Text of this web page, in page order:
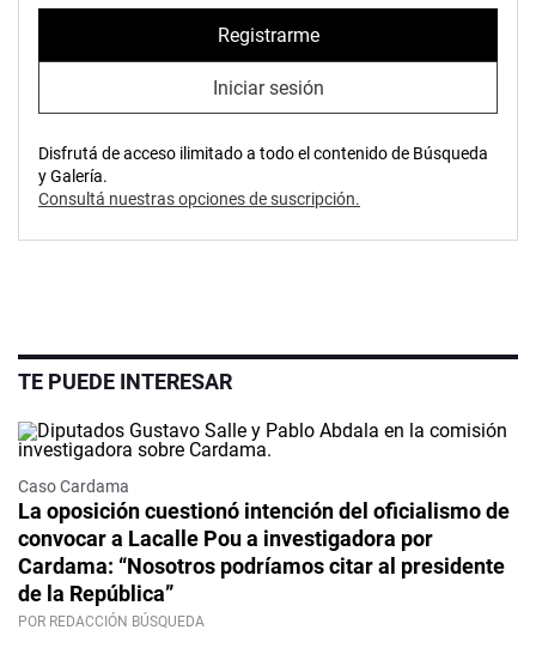
Registrarme
Iniciar sesión
Disfrutá de acceso ilimitado a todo el contenido de Búsqueda
y Galería.
Consultá nuestras opciones de suscripción.
TE PUEDE INTERESAR
Caso Cardama
La oposición cuestionó intención del oficialismo de
convocar a Lacalle Pou a investigadora por
Cardama: “Nosotros podríamos citar al presidente
de la República”
POR REDACCIÓN BÚSQUEDA